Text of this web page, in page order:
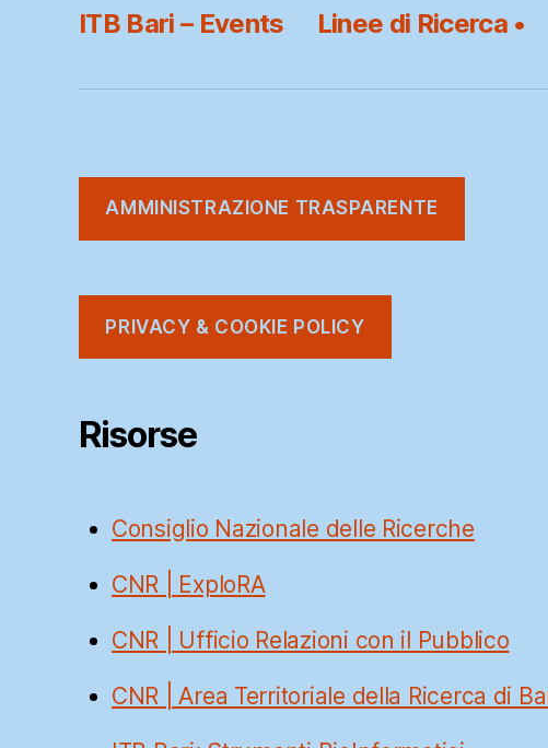
ITB Bari – Events Linee di Ricerca •
AMMINISTRAZIONE TRASPARENTE
PRIVACY & COOKIE POLICY
Risorse
Consiglio Nazionale delle Ricerche
CNR | ExploRA
CNR | Ufficio Relazioni con il Pubblico
CNR | Area Territoriale della Ricerca di